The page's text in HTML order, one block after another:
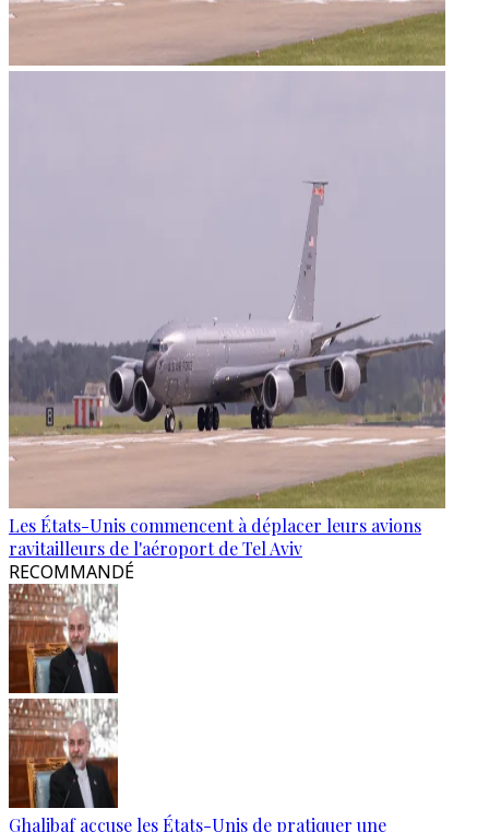
Les États-Unis commencent à déplacer leurs avions
ravitailleurs de l'aéroport de Tel Aviv
RECOMMANDÉ
Ghalibaf accuse les États-Unis de pratiquer une